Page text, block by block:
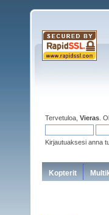
Tervetuloa, Vieras .
Kirjautuaksesi anna
Kopterit